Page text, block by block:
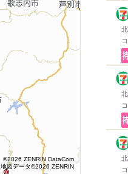
©2026 ZENRIN DataCom
地図データ©2026 ZENRIN